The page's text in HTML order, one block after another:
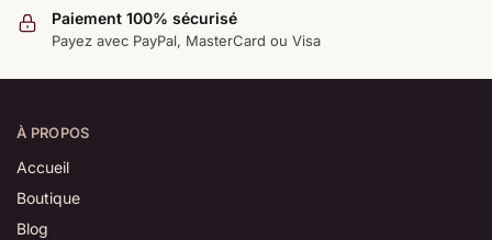
Paiement 100% sécurisé
Payez avec PayPal, MasterCard ou Visa
À PROPOS
Accueil
Boutique
Blog